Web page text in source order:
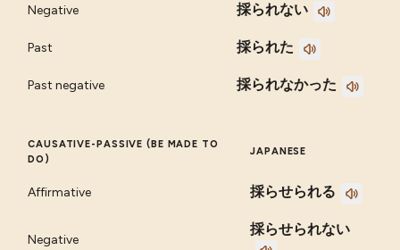
Negative 採られない
Past 採られた
Past negative 採られなかった
CAUSATIVE-PASSIVE (BE MADE TO
DO)
JAPANESE
Affirmative 採らせられる
Negative
採らせられない